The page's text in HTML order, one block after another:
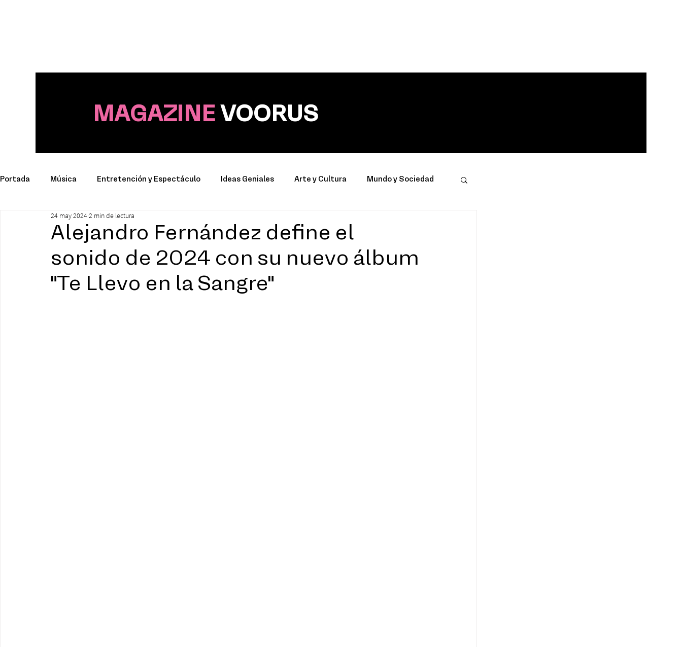
MAGAZINE VOORUS
Portada Música Entretención y Espectáculo Ideas Geniales Arte y Cultura Mundo y Sociedad
Productos y Marcas
Alejandro Fernández define el
sonido de 2024 con su nuevo álbum
"Te Llevo en la Sangre"
24 may 20242 min de lectura